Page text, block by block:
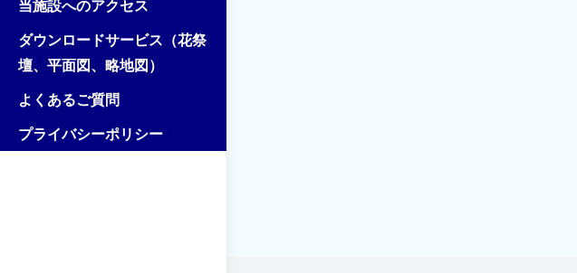
当施設へのアクセス
ダウンロードサービス（花祭
壇、平面図、略地図）
よくあるご質問
プライバシーポリシー